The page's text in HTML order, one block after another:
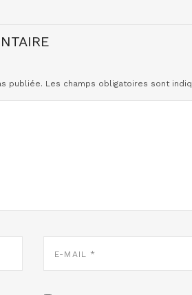
publiée. Les champs obligatoires sont
MAIL